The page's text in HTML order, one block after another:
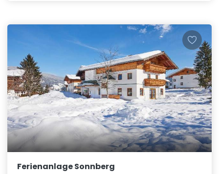
Ferienanlage Sonnberg